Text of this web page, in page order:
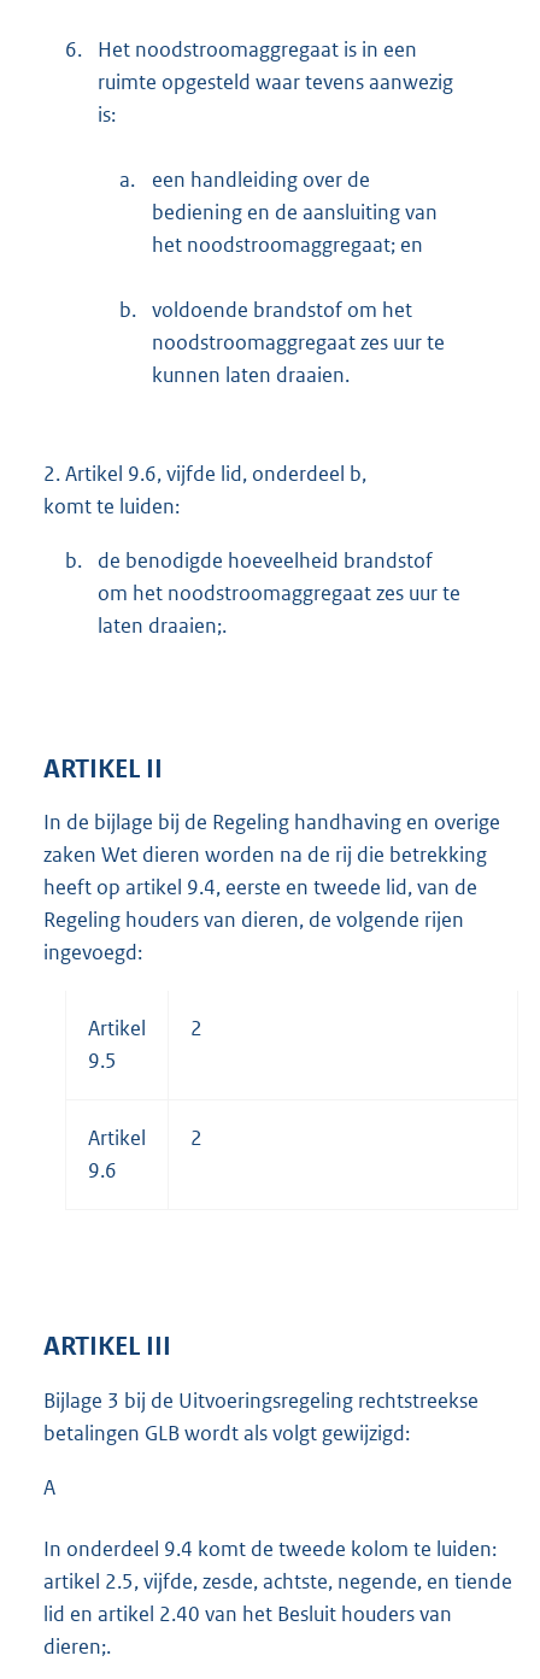
6.
Het noodstroomaggregaat is in een
ruimte opgesteld waar tevens aanwezig
is:
a.
een handleiding over de
bediening en de aansluiting van
het noodstroomaggregaat; en
b. voldoende brandstof om het
noodstroomaggregaat zes uur te
kunnen laten draaien.
2.Artikel 9.6, vijfde lid, onderdeel b,
komt te luiden:
b.
de benodigde hoeveelheid brandstof
om het noodstroomaggregaat zes uur te
laten draaien;.
ARTIKEL II
In de bijlage bij de Regeling handhaving en overige
zaken Wet dieren worden na de rij die betrekking
heeft op artikel 9.4, eerste en tweede lid, van de
Regeling houders van dieren, de volgende rijen
ingevoegd:
Artikel
9.5
2
Artikel
9.6
2
ARTIKEL III
Bijlage 3 bij de Uitvoeringsregeling rechtstreekse
betalingen GLB wordt als volgt gewijzigd:
A
In onderdeel 9.4 komt de tweede kolom te luiden:
artikel 2.5, vijfde, zesde, achtste, negende, en tiende
lid en artikel 2.40 van het Besluit houders van
dieren;.